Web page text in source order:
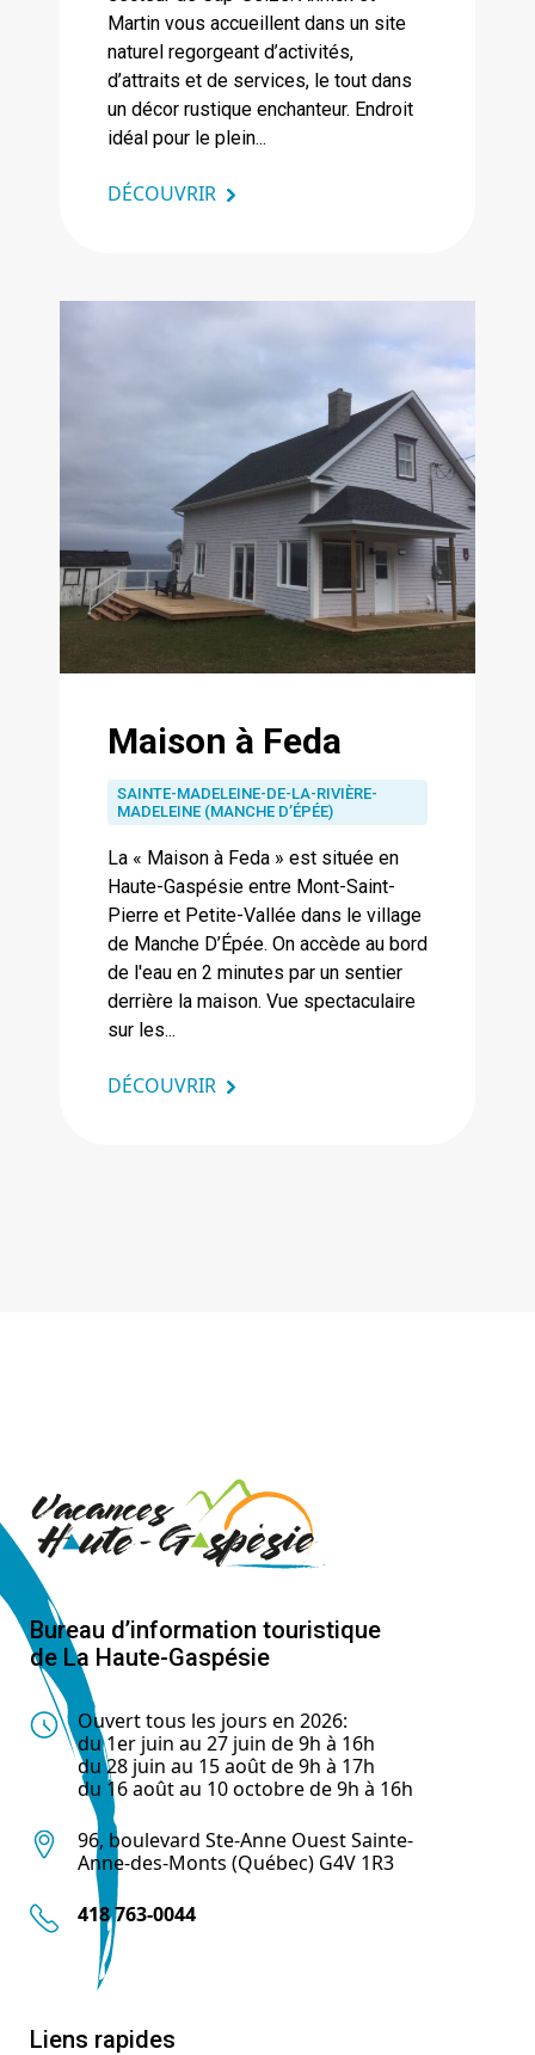
Martin vous accueillent dans un site
naturel regorgeant d’activités,
d’attraits et de services, le tout dans
un décor rustique enchanteur. Endroit
idéal pour le plein...
DÉCOUVRIR
Maison à Feda
SAINTE-MADELEINE-DE-LA-RIVIÈRE-
MADELEINE (MANCHE D’ÉPÉE)
La « Maison à Feda » est située en
Haute-Gaspésie entre Mont-Saint-
Pierre et Petite-Vallée dans le village
de Manche D’Épée. On accède au bord
de l'eau en 2 minutes par un sentier
derrière la maison. Vue spectaculaire
sur les...
DÉCOUVRIR
Bureau d’information touristique
de La Haute-Gaspésie
Ouvert tous les jours en 2026:
du 1er juin au 27 juin de 9h à 16h
du 28 juin au 15 août de 9h à 17h
du 16 août au 10 octobre de 9h à 16h
96, boulevard Ste-Anne Ouest Sainte-
Anne-des-Monts (Québec) G4V 1R3
418 763-0044
Liens rapides